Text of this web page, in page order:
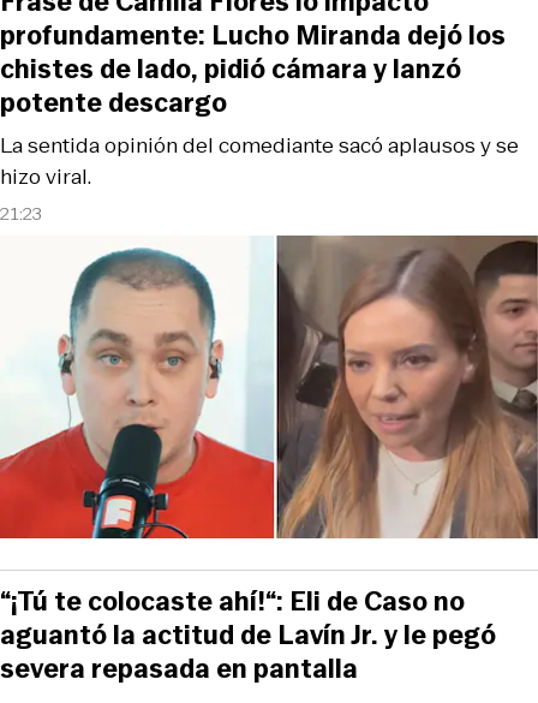
21:23
La sentida opinión del comediante sacó aplausos y se
hizo viral.
profundamente: Lucho Miranda dejó los
chistes de lado, pidió cámara y lanzó
potente descargo
“¡Tú te colocaste ahí!“: Eli de Caso no
aguantó la actitud de Lavín Jr. y le pegó
severa repasada en pantalla